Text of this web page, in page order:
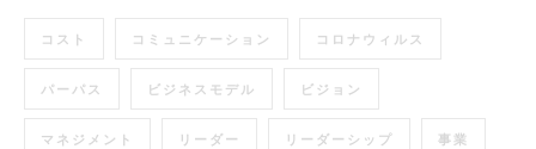
コスト コミュニケーション コロナウィルス
パーパス ビジネスモデル ビジョン
マネジメント リーダー リーダーシップ 事業